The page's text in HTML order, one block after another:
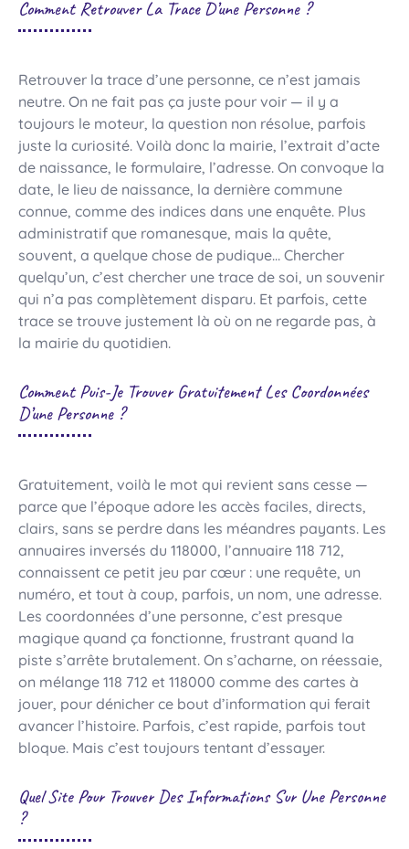
Comment Retrouver La Trace D’une Personne ?
Retrouver la trace d’une personne, ce n’est jamais
neutre. On ne fait pas ça juste pour voir — il y a
toujours le moteur, la question non résolue, parfois
juste la curiosité. Voilà donc la mairie, l’extrait d’acte
de naissance, le formulaire, l’adresse. On convoque la
date, le lieu de naissance, la dernière commune
connue, comme des indices dans une enquête. Plus
administratif que romanesque, mais la quête,
souvent, a quelque chose de pudique… Chercher
quelqu’un, c’est chercher une trace de soi, un souvenir
qui n’a pas complètement disparu. Et parfois, cette
trace se trouve justement là où on ne regarde pas, à
la mairie du quotidien.
Comment Puis-Je Trouver Gratuitement Les Coordonnées
D’une Personne ?
Gratuitement, voilà le mot qui revient sans cesse —
parce que l’époque adore les accès faciles, directs,
clairs, sans se perdre dans les méandres payants. Les
annuaires inversés du 118000, l’annuaire 118 712,
connaissent ce petit jeu par cœur : une requête, un
numéro, et tout à coup, parfois, un nom, une adresse.
Les coordonnées d’une personne, c’est presque
magique quand ça fonctionne, frustrant quand la
piste s’arrête brutalement. On s’acharne, on réessaie,
on mélange 118 712 et 118000 comme des cartes à
jouer, pour dénicher ce bout d’information qui ferait
avancer l’histoire. Parfois, c’est rapide, parfois tout
bloque. Mais c’est toujours tentant d’essayer.
Quel Site Pour Trouver Des Informations Sur Une Personne
?